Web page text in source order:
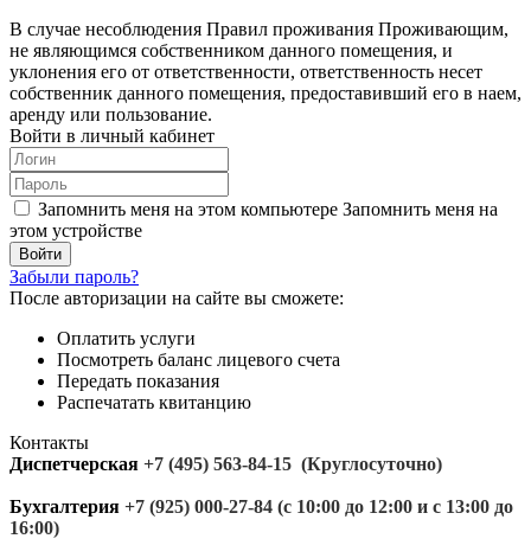
В случае несоблюдения Правил проживания Проживающим,
не являющимся собственником данного помещения, и
уклонения его от ответственности, ответственность несет
собственник данного помещения, предоставивший его в наем,
аренду или пользование.
Войти в личный кабинет
Запомнить меня на этом компьютере Запомнить меня на
этом устройстве
Забыли пароль?
После авторизации на сайте вы сможете:
Оплатить услуги
Посмотреть баланс лицевого счета
Передать показания
Распечатать квитанцию
Контакты
Диспетчерская +7 (495) 563-84-15 (Круглосуточно)
Бухгалтерия +7 (925) 000-27-84 (с 10:00 до 12:00 и с 13:00 до
16:00)